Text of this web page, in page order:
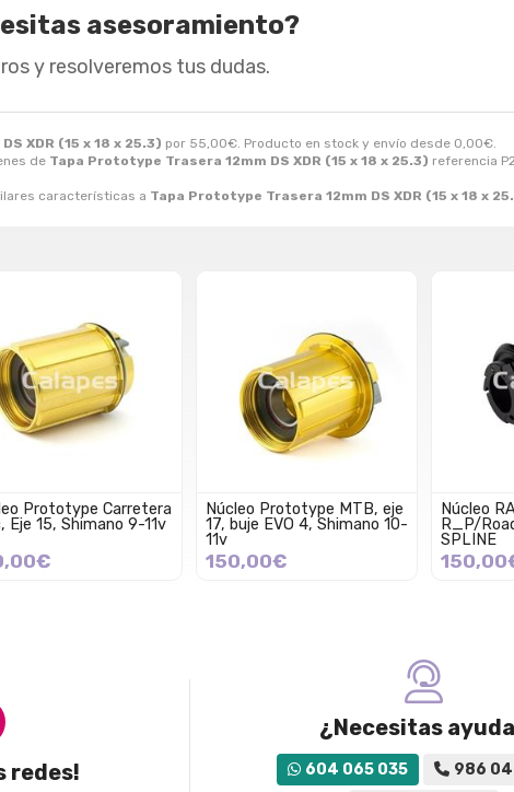
XDR (15 x 18 x 25.3) por 55,00€. Producto en stock y envío desde 0,00€.
de Tapa Prototype Trasera 12mm DS XDR (15 x 18 x 25.3) referencia
características a Tapa Prototype Trasera 12mm DS XDR (15 x 18 x
asesoramiento?
y resolveremos tus dudas.
Prototype Carretera
Eje 15, Shimano 9-11v
Núcleo Prototype MTB, eje
17, buje EVO 4, Shimano 10-
11v
150,00€
Núcleo
R_P/
SPLINE
redes!
¿Necesitas
604 065 035
986